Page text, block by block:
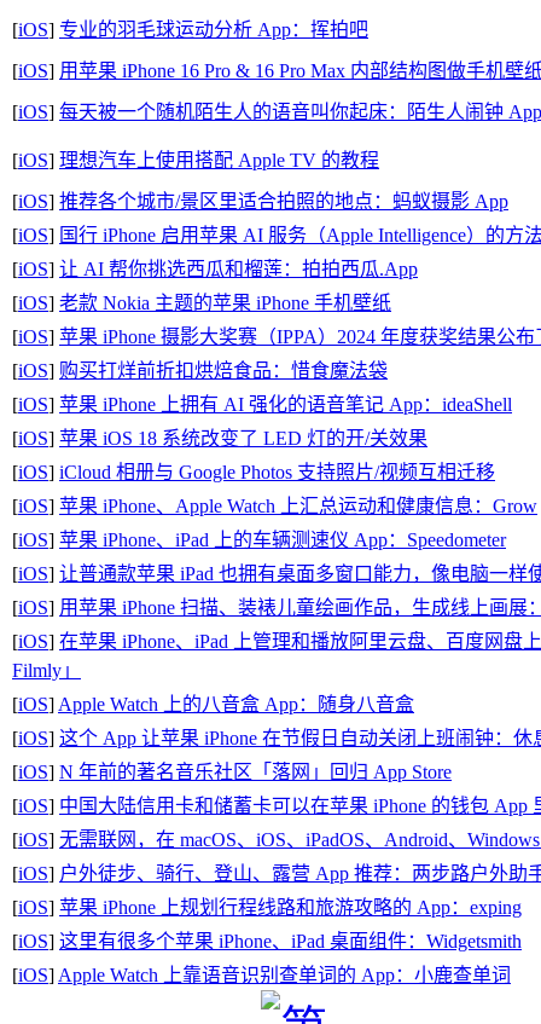
[iOS] 专业的羽毛球运动分析 App：挥拍吧
[iOS] 用苹果 iPhone 16 Pro & 16 Pro Max 内部结构图做手机壁
[iOS] 每天被一个随机陌生人的语音叫你起床：陌生人闹钟 App
[iOS] 理想汽车上使用搭配 Apple TV 的教程
[iOS] 推荐各个城市/景区里适合拍照的地点：蚂蚁摄影 App
[iOS] 国行 iPhone 启用苹果 AI 服务（Apple Intelligence）的方
[iOS] 让 AI 帮你挑选西瓜和榴莲：拍拍西瓜.App
[iOS] 老款 Nokia 主题的苹果 iPhone 手机壁纸
[iOS] 苹果 iPhone 摄影大奖赛（IPPA）2024 年度获奖结果公布
[iOS] 购买打烊前折扣烘焙食品：惜食魔法袋
[iOS] 苹果 iPhone 上拥有 AI 强化的语音笔记 App：ideaShell
[iOS] 苹果 iOS 18 系统改变了 LED 灯的开/关效果
[iOS] iCloud 相册与 Google Photos 支持照片/视频互相迁移
[iOS] 苹果 iPhone、Apple Watch 上汇总运动和健康信息：Grow
[iOS] 苹果 iPhone、iPad 上的车辆测速仪 App：Speedometer
[iOS] 让普通款苹果 iPad 也拥有桌面多窗口能力，像电脑一样
[iOS] 用苹果 iPhone 扫描、装裱儿童绘画作品，生成线上画展
[iOS] 在苹果 iPhone、iPad 上管理和播放阿里云盘、百度网
Filmly」
[iOS] Apple Watch 上的八音盒 App：随身八音盒
[iOS] 这个 App 让苹果 iPhone 在节假日自动关闭上班闹钟：休
[iOS] N 年前的著名音乐社区「落网」回归 App Store
[iOS] 中国大陆信用卡和储蓄卡可以在苹果 iPhone 的钱包 App
[iOS] 无需联网，在 macOS、iOS、iPadOS、Android、
[iOS] 户外徒步、骑行、登山、露营 App 推荐：两步路户外助
[iOS] 苹果 iPhone 上规划行程线路和旅游攻略的 App：exping
[iOS] 这里有很多个苹果 iPhone、iPad 桌面组件：Widgetsmith
[iOS] Apple Watch 上靠语音识别查单词的 App：小鹿查单词